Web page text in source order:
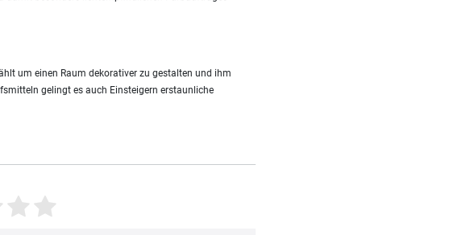
um einen Raum dekorativer zu gestalten und ihm
gelingt es auch Einsteigern erstaunliche